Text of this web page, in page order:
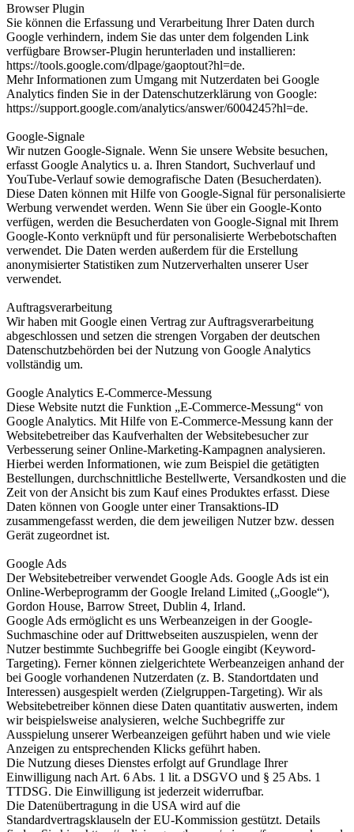
Browser Plugin
Sie können die Erfassung und Verarbeitung Ihrer Daten durch
Google verhindern, indem Sie das unter dem folgenden Link
verfügbare Browser-Plugin herunterladen und installieren:
https://tools.google.com/dlpage/gaoptout?hl=de.
Mehr Informationen zum Umgang mit Nutzerdaten bei Google
Analytics finden Sie in der Datenschutzerklärung von Google:
https://support.google.com/analytics/answer/6004245?hl=de.
Google-Signale
Wir nutzen Google-Signale. Wenn Sie unsere Website besuchen,
erfasst Google Analytics u. a. Ihren Standort, Suchverlauf und
YouTube-Verlauf sowie demografische Daten (Besucherdaten).
Diese Daten können mit Hilfe von Google-Signal für personalisierte
Werbung verwendet werden. Wenn Sie über ein Google-Konto
verfügen, werden die Besucherdaten von Google-Signal mit Ihrem
Google-Konto verknüpft und für personalisierte Werbebotschaften
verwendet. Die Daten werden außerdem für die Erstellung
anonymisierter Statistiken zum Nutzerverhalten unserer User
verwendet.
Auftragsverarbeitung
Wir haben mit Google einen Vertrag zur Auftragsverarbeitung
abgeschlossen und setzen die strengen Vorgaben der deutschen
Datenschutzbehörden bei der Nutzung von Google Analytics
vollständig um.
Google Analytics E-Commerce-Messung
Diese Website nutzt die Funktion „E-Commerce-Messung“ von
Google Analytics. Mit Hilfe von E-Commerce-Messung kann der
Websitebetreiber das Kaufverhalten der Websitebesucher zur
Verbesserung seiner Online-Marketing-Kampagnen analysieren.
Hierbei werden Informationen, wie zum Beispiel die getätigten
Bestellungen, durchschnittliche Bestellwerte, Versandkosten und die
Zeit von der Ansicht bis zum Kauf eines Produktes erfasst. Diese
Daten können von Google unter einer Transaktions-ID
zusammengefasst werden, die dem jeweiligen Nutzer bzw. dessen
Gerät zugeordnet ist.
Google Ads
Der Websitebetreiber verwendet Google Ads. Google Ads ist ein
Online-Werbeprogramm der Google Ireland Limited („Google“),
Gordon House, Barrow Street, Dublin 4, Irland.
Google Ads ermöglicht es uns Werbeanzeigen in der Google-
Suchmaschine oder auf Drittwebseiten auszuspielen, wenn der
Nutzer bestimmte Suchbegriffe bei Google eingibt (Keyword-
Targeting). Ferner können zielgerichtete Werbeanzeigen anhand der
bei Google vorhandenen Nutzerdaten (z. B. Standortdaten und
Interessen) ausgespielt werden (Zielgruppen-Targeting). Wir als
Websitebetreiber können diese Daten quantitativ auswerten, indem
wir beispielsweise analysieren, welche Suchbegriffe zur
Ausspielung unserer Werbeanzeigen geführt haben und wie viele
Anzeigen zu entsprechenden Klicks geführt haben.
Die Nutzung dieses Dienstes erfolgt auf Grundlage Ihrer
Einwilligung nach Art. 6 Abs. 1 lit. a DSGVO und § 25 Abs. 1
TTDSG. Die Einwilligung ist jederzeit widerrufbar.
Die Datenübertragung in die USA wird auf die
Standardvertragsklauseln der EU-Kommission gestützt. Details